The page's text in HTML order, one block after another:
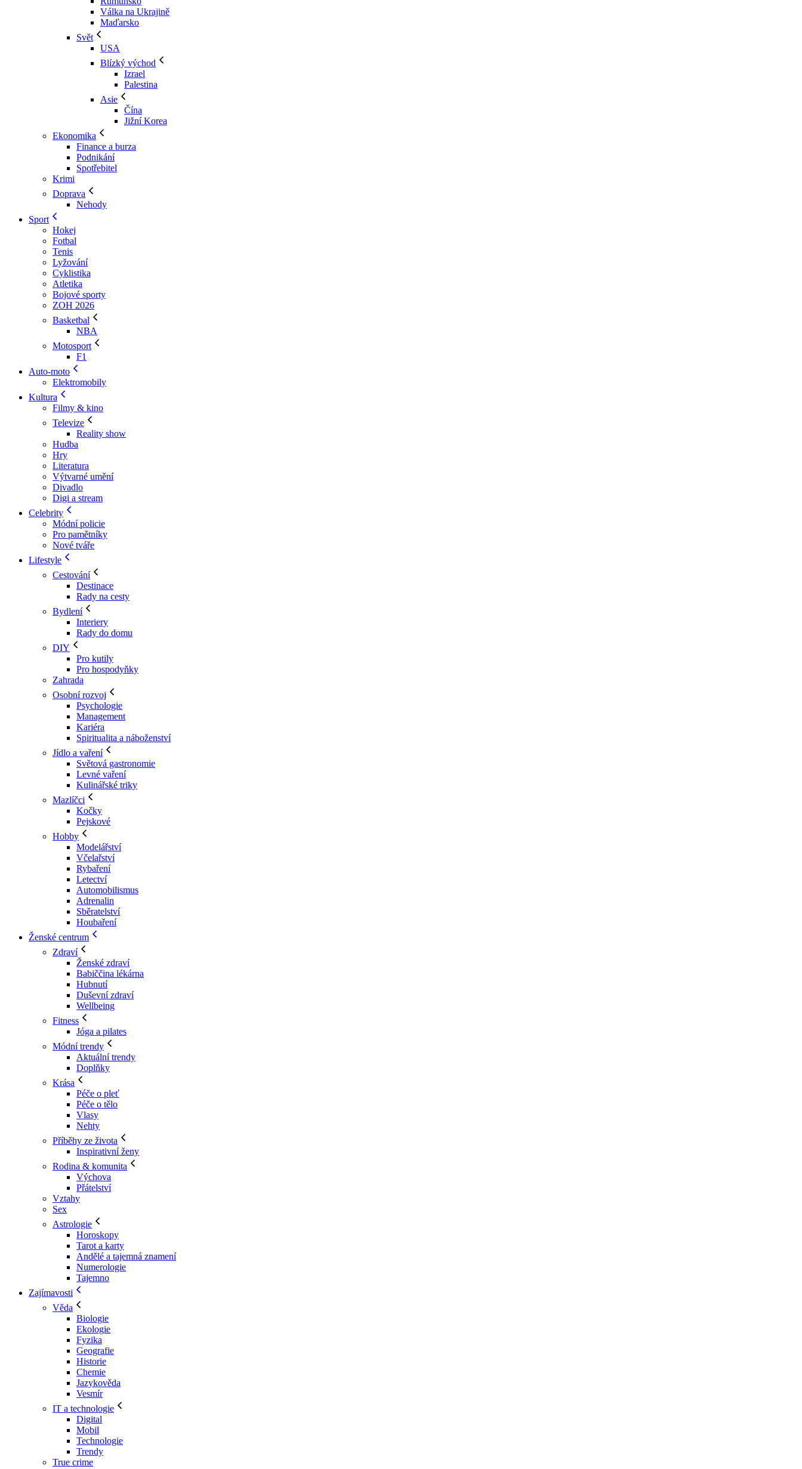
Válka na Ukrajině
Maďarsko
Svět
USA
Blízký východ
Izrael
Palestina
Asie
Čína
Jižní Korea
Ekonomika
Finance a burza
Podnikání
Spotřebitel
Krimi
Doprava
Nehody
Sport
Hokej
Fotbal
Tenis
Lyžování
Cyklistika
Atletika
Bojové sporty
ZOH 2026
Basketbal
NBA
Motosport
F1
Auto-moto
Elektromobily
Kultura
Filmy & kino
Televize
Reality show
Hudba
Hry
Literatura
Výtvarné umění
Divadlo
Digi a stream
Celebrity
Módní policie
Pro pamětníky
Nové tváře
Lifestyle
Cestování
Destinace
Rady na cesty
Bydlení
Interiery
Rady do domu
DIY
Pro kutily
Pro hospodyňky
Zahrada
Osobní rozvoj
Psychologie
Management
Kariéra
Spiritualita a náboženství
Jídlo a vaření
Světová gastronomie
Levné vaření
Kulinářské triky
Mazlíčci
Kočky
Pejskové
Hobby
Modelářství
Včelařství
Rybaření
Letectví
Automobilismus
Adrenalin
Sběratelství
Houbaření
Ženské centrum
Zdraví
Ženské zdraví
Babiččina lékárna
Hubnutí
Duševní zdraví
Wellbeing
Fitness
Jóga a pilates
Módní trendy
Aktuální trendy
Doplňky
Krása
Péče o pleť
Péče o tělo
Vlasy
Nehty
Příběhy ze života
Inspirativní ženy
Rodina & komunita
Výchova
Přátelství
Vztahy
Sex
Astrologie
Horoskopy
Tarot a karty
Andělé a tajemná znamení
Numerologie
Tajemno
Zajímavosti
Věda
Biologie
Ekologie
Fyzika
Geografie
Historie
Chemie
Jazykověda
Vesmír
IT a technologie
Digital
Mobil
Technologie
Trendy
True crime